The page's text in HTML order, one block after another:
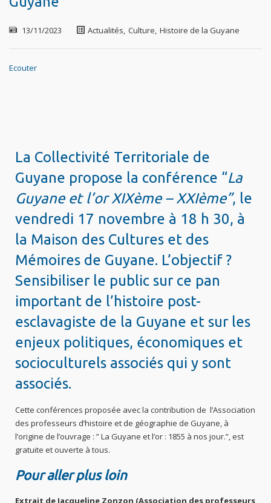
13/11/2023 Actualités, Culture, Histoire de la Guyane
Ecouter
La Collectivité Territoriale de
Guyane propose la conférence “La
Guyane et l’or XIXème – XXIème”, le
vendredi 17 novembre à 18 h 30, à
la Maison des Cultures et des
Mémoires de Guyane. L’objectif ?
Sensibiliser le public sur ce pan
important de l’histoire post-
esclavagiste de la Guyane et sur les
enjeux politiques, économiques et
socioculturels associés qui y sont
associés.
Cette conférences proposée avec la contribution de l’Association
des professeurs d’histoire et de géographie de Guyane, à
l’origine de l’ouvrage : ” La Guyane et l’or : 1855 à nos jour.”, est
gratuite et ouverte à tous.
Pour aller plus loin
Extrait de Jacqueline Zonzon (Association des professeurs